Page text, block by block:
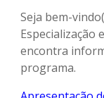
Seja bem-
Especialização
encontra
programa.